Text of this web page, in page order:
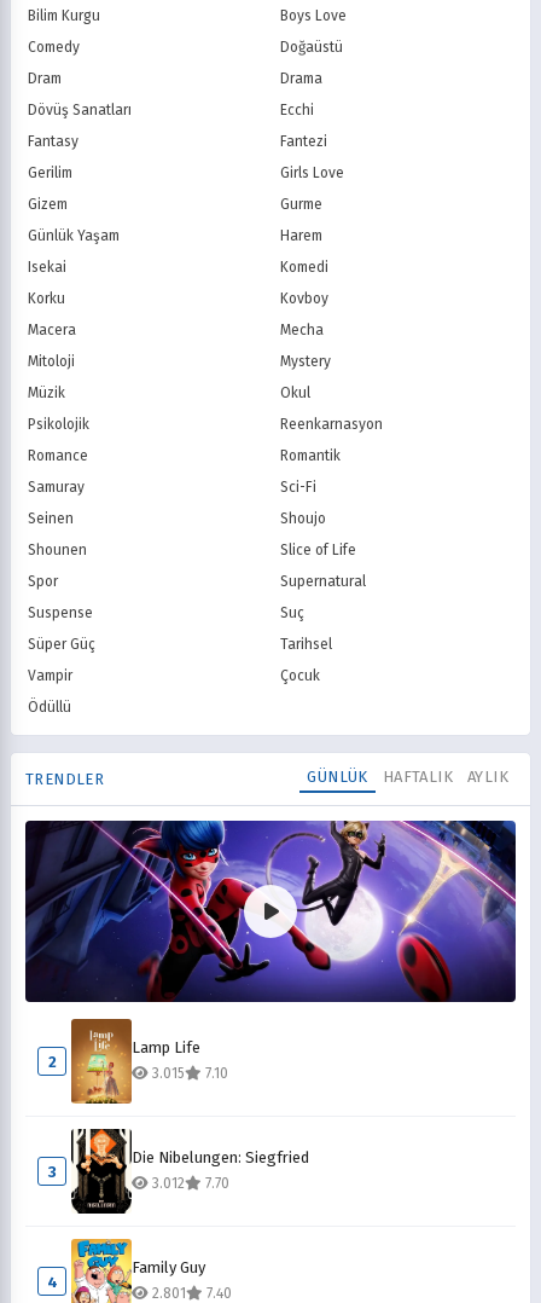
Star TV
Bilim Kurgu
Boys Love
Comedy
Doğaüstü
Dram
Drama
Dövüş Sanatları
Ecchi
Fantasy
Fantezi
Gerilim
Girls Love
Gizem
Gurme
Günlük Yaşam
Harem
Isekai
Komedi
Korku
Kovboy
Macera
Mecha
Mitoloji
Mystery
Müzik
Okul
Psikolojik
Reenkarnasyon
Romance
Romantik
Samuray
Sci-Fi
Seinen
Shoujo
Shounen
Slice of Life
Spor
Supernatural
Suspense
Suç
Süper Güç
Tarihsel
Vampir
Çocuk
Ödüllü
TRENDLER GÜNLÜK HAFTALIK AYLIK
1
Mucize Uğur Böceği ile Kara Kedi
6.162 8.10
2
Lamp Life
3.015 7.10
3
Die Nibelungen: Siegfried
3.012 7.70
4
Family Guy
2.801 7.40